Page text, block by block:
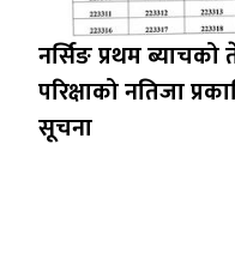
नर्सिङ प्रथम ब्याचको
परिक्षाको नतिजा
सूचना